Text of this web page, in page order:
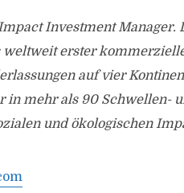
Investment Manager.
erster
auf vier
in mehr als 90 Schwellen-
und ökologischen